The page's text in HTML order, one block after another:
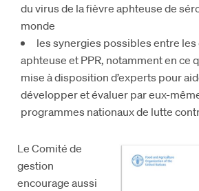
du virus de la fièvre aphteuse de
monde
les synergies possibles entre
aphteuse et PPR, notamment en ce
mise à disposition d’experts pour
développer et évaluer par eux-
programmes nationaux de lutte
Le Comité de
gestion
encourage aussi